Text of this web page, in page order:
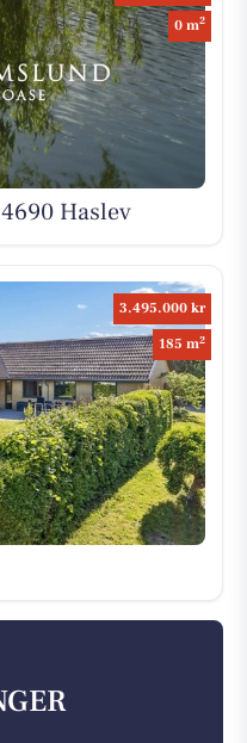
0 m2
Haslev
3.495.000 kr
185 m2